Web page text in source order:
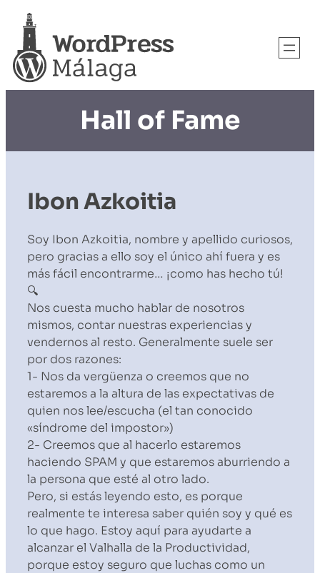
Hall of Fame
Ibon Azkoitia
Soy Ibon Azkoitia, nombre y apellido curiosos,
pero gracias a ello soy el único ahí fuera y es
más fácil encontrarme… ¡como has hecho tú!
🔍
Nos cuesta mucho hablar de nosotros
mismos, contar nuestras experiencias y
vendernos al resto. Generalmente suele ser
por dos razones:
1- Nos da vergüenza o creemos que no
estaremos a la altura de las expectativas de
quien nos lee/escucha (el tan conocido
«síndrome del impostor»)
2- Creemos que al hacerlo estaremos
haciendo SPAM y que estaremos aburriendo a
la persona que esté al otro lado.
Pero, si estás leyendo esto, es porque
realmente te interesa saber quién soy y qué es
lo que hago. Estoy aquí para ayudarte a
alcanzar el Valhalla de la Productividad,
porque estoy seguro que luchas como un